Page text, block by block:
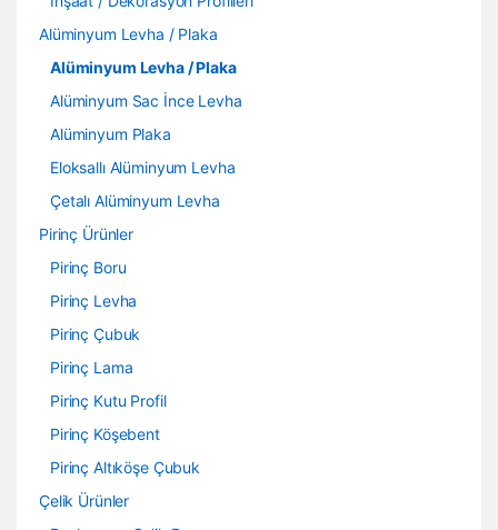
Alüminyum Levha / Plaka
Alüminyum Levha / Plaka
Alüminyum Sac İnce Levha
Alüminyum Plaka
Eloksallı Alüminyum Levha
Çetalı Alüminyum Levha
Pirinç Ürünler
Pirinç Boru
Pirinç Levha
Pirinç Çubuk
Pirinç Lama
Pirinç Kutu Profil
Pirinç Köşebent
Pirinç Altıköşe Çubuk
Çelik Ürünler